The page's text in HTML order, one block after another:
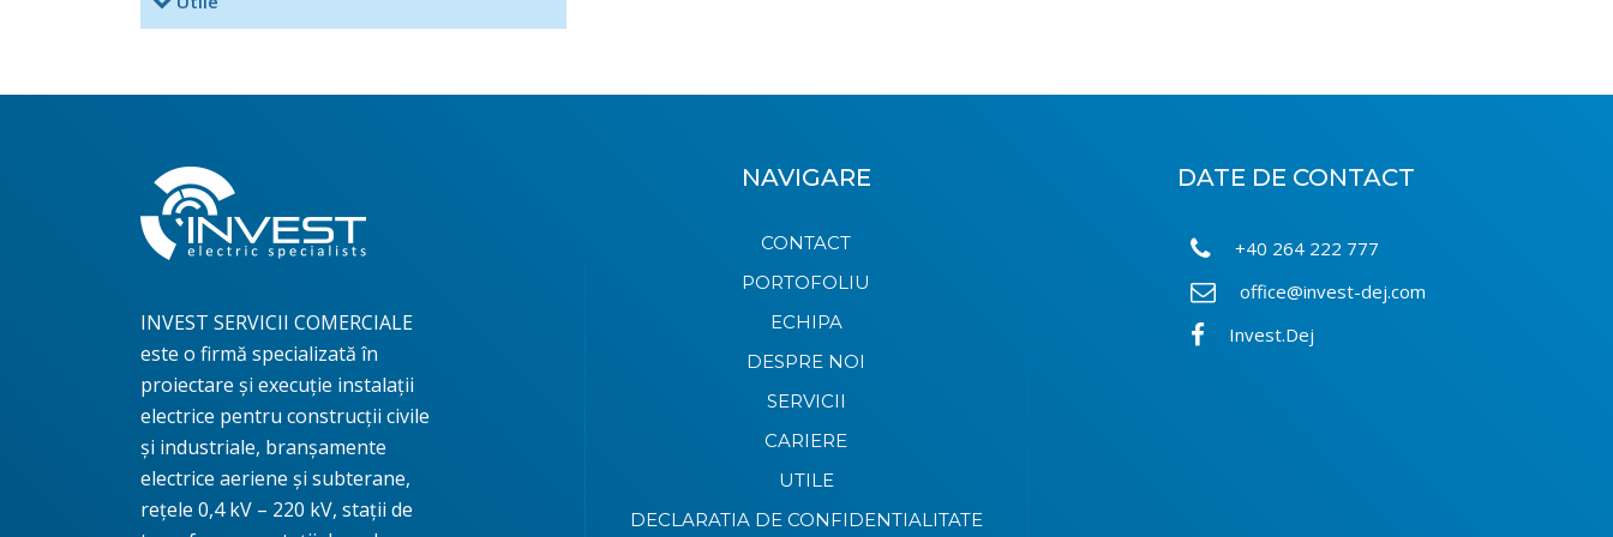
INVEST SERVICII COMERCIALE
este o firmă specializată în
proiectare și execuție instalații
electrice pentru construcţii civile
şi industriale, branşamente
electrice aeriene şi subterane,
rețele 0,4 kV – 220 kV, stații de
NAVIGARE
CONTACT
PORTOFOLIU
ECHIPA
DESPRE NOI
SERVICII
CARIERE
UTILE
DECLARATIA DE CONFIDENTIALITATE
DATE DE CONTACT
+40 264 222 777
office@invest-dej.com
Invest.Dej